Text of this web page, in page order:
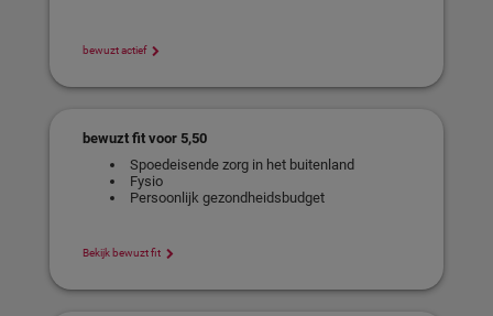
bewuzt actief
bewuzt fit voor 5,50
Spoedeisende zorg in het buitenland
Fysio
Persoonlijk gezondheidsbudget
Bekijk bewuzt fit